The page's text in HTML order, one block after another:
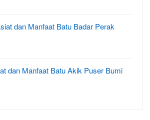
dan Manfaat Batu Badar Perak
dan Manfaat Batu Akik Puser Bumi